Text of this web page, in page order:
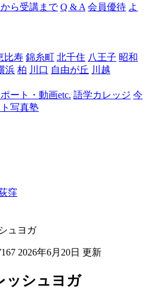
ャ
窪
から受講まで Q & A 会員優待 よ
比寿 錦糸町 北千住 八王子 昭和
浜 柏 川口 自由が丘 川越
ート・動画etc. 語学カレッジ 今
写真塾
窪
ュヨガ
2026年6月20日 更新
ッシュヨガ